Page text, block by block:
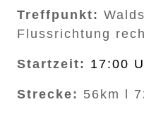
Treffpunkt:
Flussrichtung
Startzeit: 17:00
Strecke: 56km l